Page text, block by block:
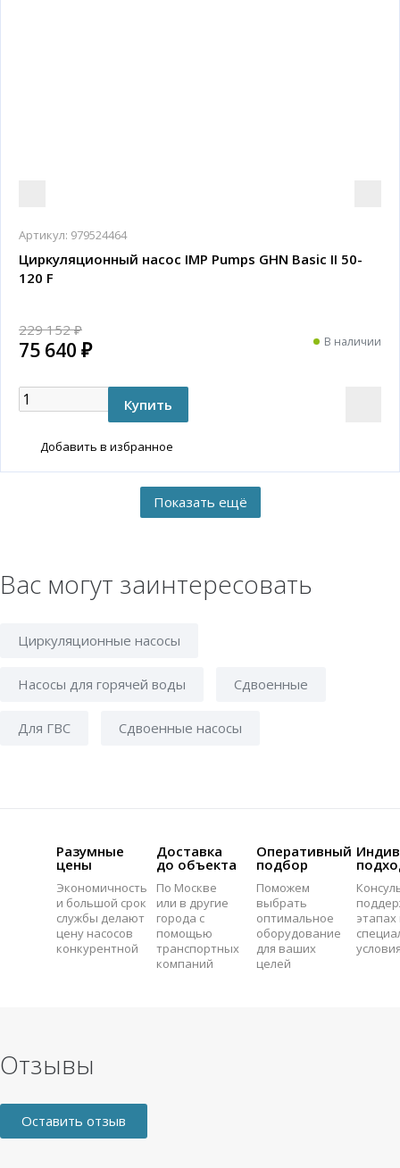
Артикул: 979524464
Циркуляционный насос IMP Pumps GHN Basic II 50-
120 F
229 152 ₽
75 640 ₽ В наличии
Добавить в избранное
Вас могут заинтересовать
Циркуляционные насосы
Насосы для горячей воды Сдвоенные
Для ГВС Сдвоенные насосы
Разумные
цены
Экономичность
и большой срок
службы делают
цену насосов
конкурентной
Доставка
до объекта
По Москве
или в другие
города с
помощью
транспортных
компаний
Оперативный
подбор
Поможем
выбрать
оптимальное
оборудование
для ваших
целей
этапах
Отзывы
Оставить отзыв